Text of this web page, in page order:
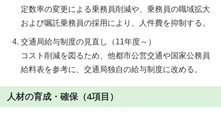
定数率の変更による乗務員削減や、乗務員の職域拡大
および嘱託乗務員の採用により、人件費を抑制する。
交通局給与制度の見直し（11年度～）
コスト削減を図るため、他都市公営交通や国家公務員
給料表を参考に、交通局独自の給与制度に改める。
人材の育成・確保（4項目）